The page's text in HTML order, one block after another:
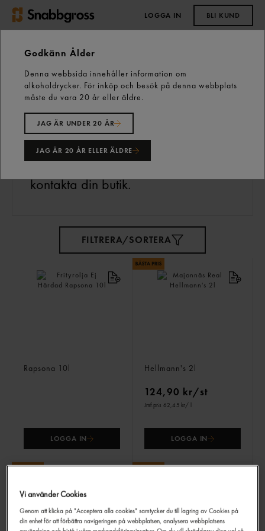
LOGGA IN BLI KUND
Fastfood
277 varor
Här hittar du Snabbgross
urval från sortimentet inom
Fastfood.
kontakta din butik.
FILTRERA/SORTERA
Rapsona 10l
LOGGA IN
Hellmann's 2l
124,90 kr/st
Jmf.pris 62,45 kr/ l
LOGGA IN
Godkänn Ålder
Denna webbsida innehåller information om
alkoholdrycker. För inköp och besök på denna webbplats
måste du vara 20 år eller äldre.
JAG ÄR UNDER 20 ÅR
JAG ÄR 20 ÅR ELLER ÄLDRE
Vi använder Cookies
Genom att klicka på "Acceptera alla cookies" samtycker du till lagring av Cookies på
din enhet för att förbättra navigeringen på webbplatsen, analysera webbplatsens